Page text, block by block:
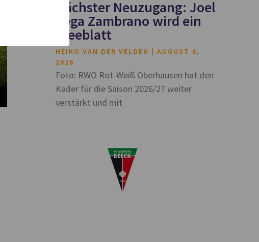
Nächster Neuzugang: Joel
Vega Zambrano wird ein
Kleeblatt
HEIKO VAN DER VELDEN
AUGUST 6,
2026
Foto: RWO Rot-Weiß Oberhausen hat den
Kader für die Saison 2026/27 weiter
verstärkt und mit